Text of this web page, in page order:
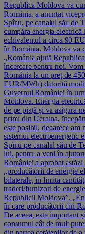
Republica Moldova va
România, a anunțat
Spînu, pe canalul său de
cumpăra energia
echivalentul a circa 90
în România. Moldova va
„România ajută
încercare pentru noi.
România la un preț de
EUR/MWh) datorită
Guvernul României în
Moldova. Energia
de pe piață și va asigura
primi din Ucraina,
este posibil, deoarece am
sistemul electroenergetic
Spînu pe canalul său de
lui, pentru a veni în
României a aprobat
„producătorii de energie
bilaterale, în limita
traderi/furnizori de
Republicii Moldova”.
în care producătorii din
De aceea, este important
consumul cât de mult
din partea cetățenilor de